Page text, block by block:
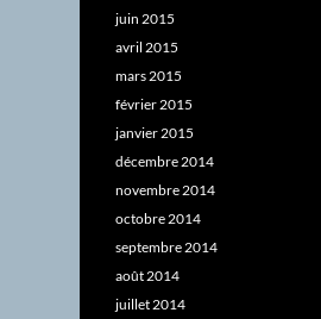
juin 2015
avril 2015
mars 2015
février 2015
janvier 2015
décembre 2014
novembre 2014
octobre 2014
septembre 2014
août 2014
juillet 2014